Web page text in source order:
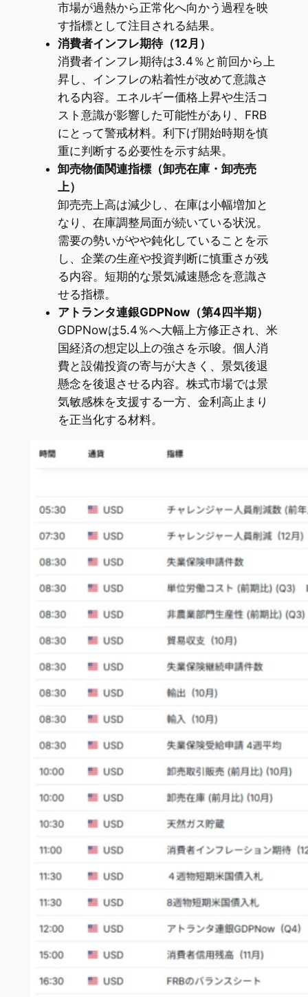
市場が過熱から正常化へ向かう過程を映
す指標として注目される結果。
消費者インフレ期待（12月）
消費者インフレ期待は3.4％と前回から上
昇し、インフレの粘着性が改めて意識さ
れる内容。エネルギー価格上昇や生活コ
スト意識が影響した可能性があり、FRB
にとって警戒材料。利下げ開始時期を慎
重に判断する必要性を示す結果。
卸売物価関連指標（卸売在庫・卸売売
上）
卸売売上高は減少し、在庫は小幅増加と
なり、在庫調整局面が続いている状況。
需要の勢いがやや鈍化していることを示
し、企業の生産や投資判断に慎重さが残
る内容。短期的な景気減速懸念を意識さ
せる指標。
アトランタ連銀GDPNow（第4四半期）
GDPNowは5.4％へ大幅上方修正され、米
国経済の想定以上の強さを示唆。個人消
費と設備投資の寄与が大きく、景気後退
懸念を後退させる内容。株式市場では景
気敏感株を支援する一方、金利高止まり
を正当化する材料。